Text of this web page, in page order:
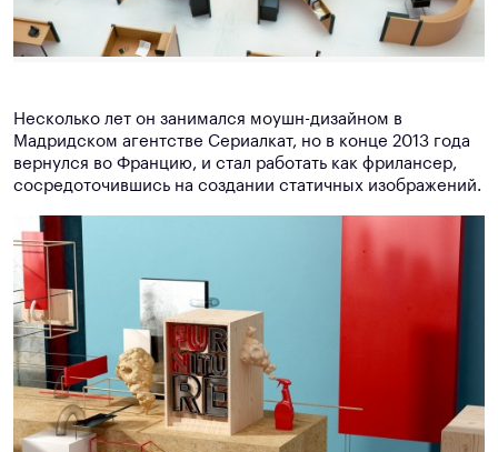
Несколько лет он занимался моушн-дизайном в
Мадридском агентстве Сериалкат, но в конце 2013 года
вернулся во Францию, и стал работать как фрилансер,
сосредоточившись на создании статичных изображений.